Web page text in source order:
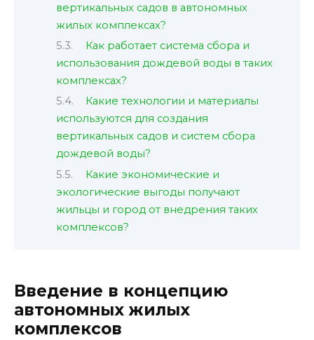
вертикальных садов в автономных
жилых комплексах?
Как работает система сбора и
использования дождевой воды в таких
комплексах?
Какие технологии и материалы
используются для создания
вертикальных садов и систем сбора
дождевой воды?
Какие экономические и
экологические выгоды получают
жильцы и город от внедрения таких
комплексов?
Введение в концепцию
автономных жилых
комплексов